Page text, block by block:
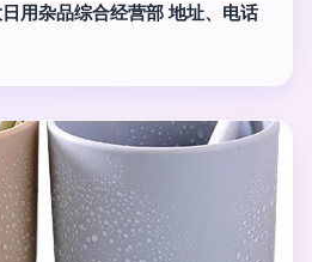
用杂品综合经营部 地址、电话